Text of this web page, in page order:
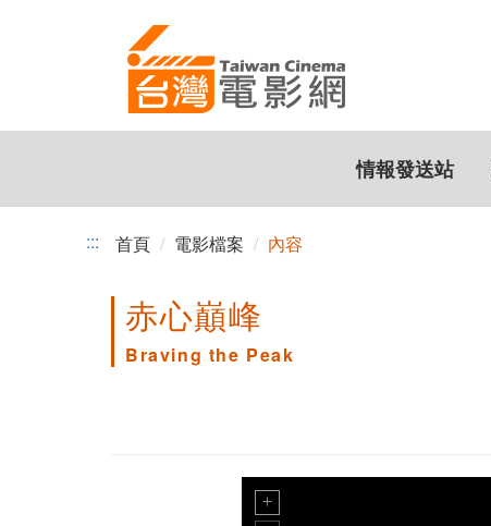
情報發送站
::: 首頁 電影檔案 內容
赤心巔峰
Braving the Peak